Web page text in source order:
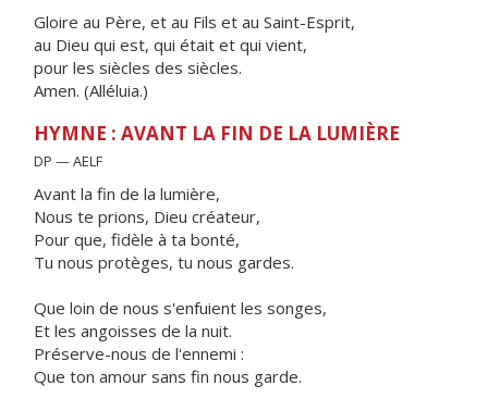
Gloire au Père, et au Fils et au Saint-Esprit,
au Dieu qui est, qui était et qui vient,
pour les siècles des siècles.
Amen. (Alléluia.)
HYMNE : AVANT LA FIN DE LA LUMIÈRE
DP — AELF
Avant la fin de la lumière,
Nous te prions, Dieu créateur,
Pour que, fidèle à ta bonté,
Tu nous protèges, tu nous gardes.
Que loin de nous s'enfuient les songes,
Et les angoisses de la nuit.
Préserve-nous de l'ennemi :
Que ton amour sans fin nous garde.